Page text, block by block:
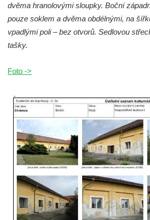
dvěma hranolovými sloupky. Boční
pouze soklem a dvěma obdélnými, na
vpadlými poli – bez otvorů. Sedlovou
tašky.
Foto ->